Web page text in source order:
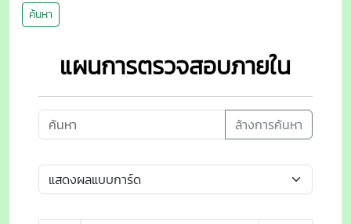
ค้นหา
แผนการตรวจสอบภายใน
ล้างการค้นหา